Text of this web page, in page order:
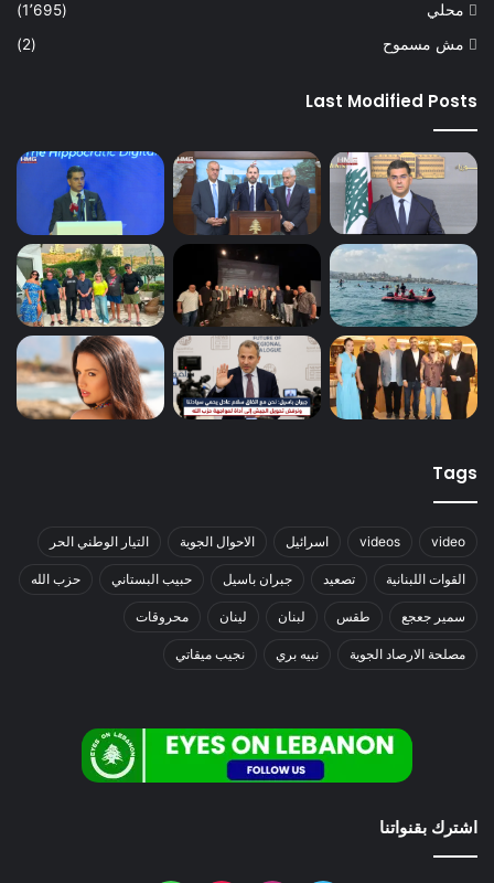
محلي
(1٬695)
مش مسموح
(2)
Last Modified Posts
Tags
video
videos اسرائيل الاحوال الجوية التيار الوطني الحر
القوات اللبنانية تصعيد جبران باسيل حبيب البستاني حزب الله
سمير جعجع طقس لبنان لينان محروقات
مصلحة الارصاد الجوية نبيه بري نجيب ميقاتي
اشترك بقنواتنا